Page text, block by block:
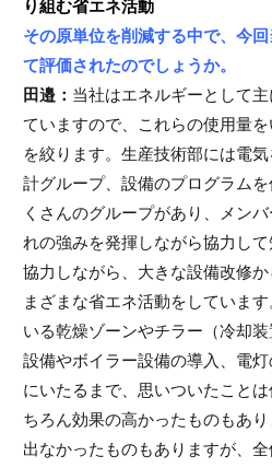
り組む省エネ活動
その原単位を削減する中で、今
て評価されたのでしょうか。
田邉： 当社はエネルギーとして
ていますので、これらの使用量
を絞ります。生産技術部には電
計グループ、設備のプログラム
くさんのグループがあり、メン
れの強みを発揮しながら協力し
協力しながら、大きな設備改修
まざまな省エネ活動をしていま
いる乾燥ゾーンやチラー（冷却
設備やボイラー設備の導入、電
にいたるまで、思いついたこと
ちろん効果の高かったものもあ
出なかったものもありますが、